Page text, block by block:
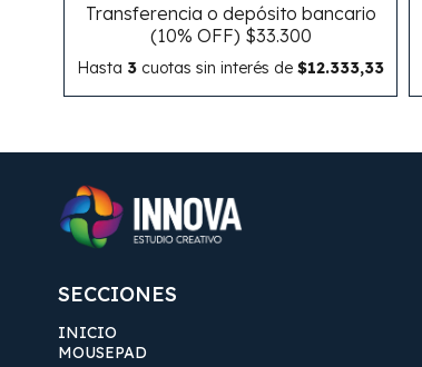
Transferencia o depósito bancario
(10% OFF) $33.300
Hasta 3 cuotas sin interés de $12.333,33
SECCIONES
INICIO
MOUSEPAD